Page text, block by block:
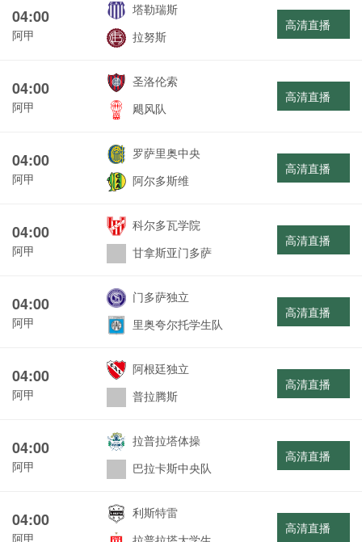
04:00
阿甲
塔勒瑞斯
拉努斯
高清直播
04:00
阿甲
圣洛伦索
飓风队
高清直播
04:00
阿甲
罗萨里奥中央
阿尔多斯维
高清直播
04:00
阿甲
科尔多瓦学院
甘拿斯亚门多萨
高清直播
04:00
阿甲
门多萨独立
里奥夸尔托学生队
高清直播
04:00
阿甲
阿根廷独立
普拉腾斯
高清直播
04:00
阿甲
拉普拉塔体操
巴拉卡斯中央队
高清直播
04:00
阿甲
利斯特雷
高清直播